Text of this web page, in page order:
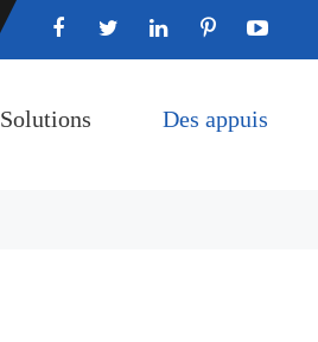
Solutions Des appuis